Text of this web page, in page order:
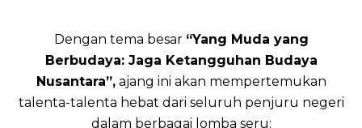
Dengan tema besar “Yang Muda yang
Berbudaya: Jaga Ketangguhan Budaya
Nusantara”,ajang ini akan mempertemukan
talenta-talenta hebat dari seluruh penjuru negeri
dalam berbagai lomba seru: